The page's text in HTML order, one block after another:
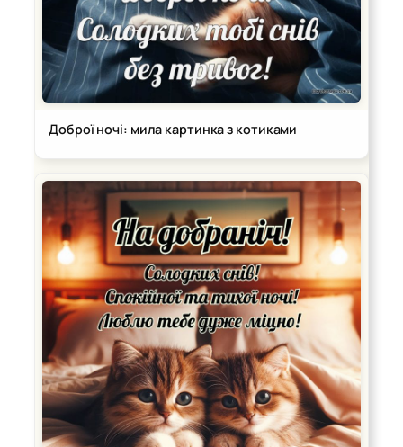
Доброї ночі: мила картинка з котиками